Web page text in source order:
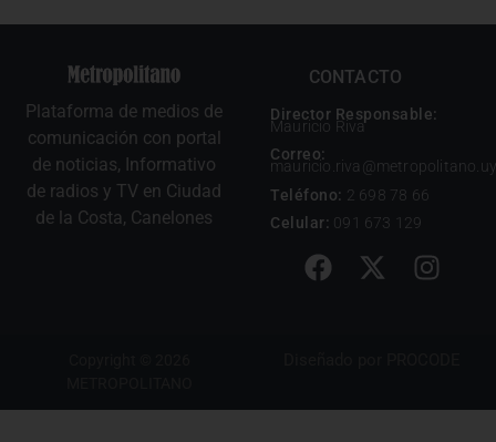
Plataforma de medios de
comunicación con portal
de noticias, Informativo
de radios y TV en Ciudad
de la Costa, Canelones
CONTACTO
Director Responsable:
Mauricio Riva
Correo:
mauricio.riva@metropolitano.uy
Teléfono: 2 698 78 66
Celular: 091 673 129